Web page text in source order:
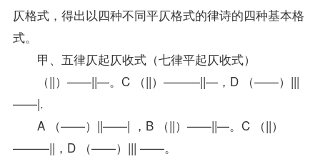
仄格式，得出以四种不同平仄格式的律诗的四种基本格
式。
甲、五律仄起仄收式（七律平起仄收式）
（||）——||—。C （||）———||—，D （——）|||
——|.
A （——）||——| ，B （||）——||—。C （||）
———||，D （——）||| ——。